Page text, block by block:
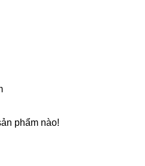
phẩm nào!